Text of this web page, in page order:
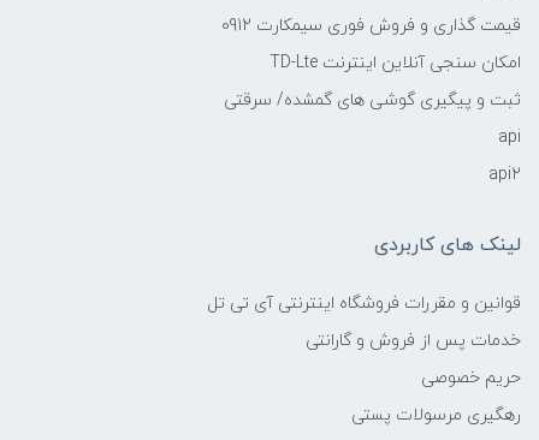
قیمت گذاری و فروش فوری سیمکارت 0912
امکان سنجی آنلاین اینترنت TD-Lte
ثبت و پیگیری گوشی های گمشده/ سرقتی
api
api2
لینک های کاربردی
قوانین و مقررات فروشگاه اینترنتی آی تی تل
خدمات پس از فروش و گارانتی
حریم خصوصی
رهگیری مرسولات پستی